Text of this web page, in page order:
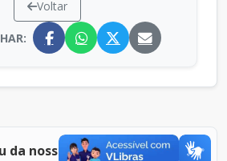
Voltar
da nossa página ?